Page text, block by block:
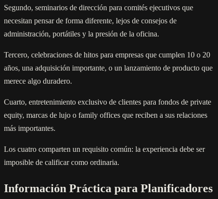
Segundo, seminarios de dirección para comités ejecutivos que
necesitan pensar de forma diferente, lejos de consejos de
administración, portátiles y la presión de la oficina.
Tercero, celebraciones de hitos para empresas que cumplen 10 o 20
años, una adquisición importante, o un lanzamiento de producto que
merece algo duradero.
Cuarto, entretenimiento exclusivo de clientes para fondos de private
equity, marcas de lujo o family offices que reciben a sus relaciones
más importantes.
Los cuatro comparten un requisito común: la experiencia debe ser
imposible de calificar como ordinaria.
Información Práctica para Planificadores